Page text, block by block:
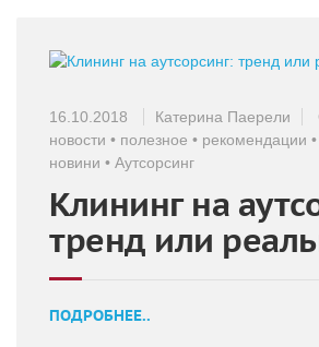
16.10.2018 Катерина Паерели
новости • полезное • рекомендации •
новини • Аутсорсинг
Клининг на
тренд или
ПОДРОБНЕЕ..